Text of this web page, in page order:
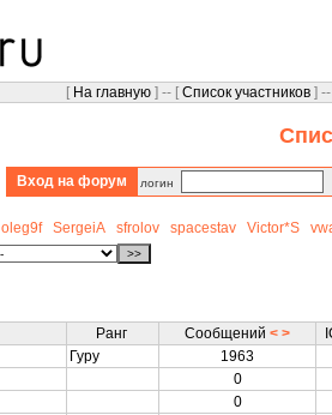
[ На главную ] -- [ Список участников ]
Вход на форум логин
oleg9f SergeiA sfrolov spacestav Victor*S
Ранг Сообщений < >
Гуру
1963
0
0